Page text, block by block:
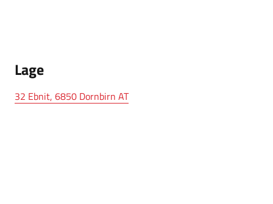
Lage
32 Ebnit, 6850 Dornbirn AT